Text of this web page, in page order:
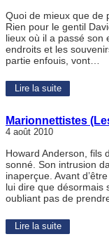
Quoi de mieux que de
Rien pour le gentil
lieux où il a passé son
endroits et les
partie enfouis, vont…
Lire la suite
Marionnettistes
4 août 2010
Howard Anderson, fils
sonné. Son intrusion
inaperçue. Avant
lui dire que désormais
oubliant pas de
Lire la suite